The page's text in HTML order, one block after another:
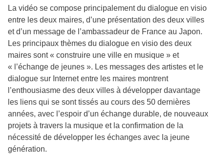
La vidéo se compose principalement du dialogue en visio
entre les deux maires, d’une présentation des deux villes
et d’un message de l’ambassadeur de France au Japon.
Les principaux thèmes du dialogue en visio des deux
maires sont « construire une ville en musique » et
« l’échange de jeunes ». Les messages des artistes et le
dialogue sur Internet entre les maires montrent
l’enthousiasme des deux villes à développer davantage
les liens qui se sont tissés au cours des 50 dernières
années, avec l’espoir d’un échange durable, de nouveaux
projets à travers la musique et la confirmation de la
nécessité de développer les échanges avec la jeune
génération.